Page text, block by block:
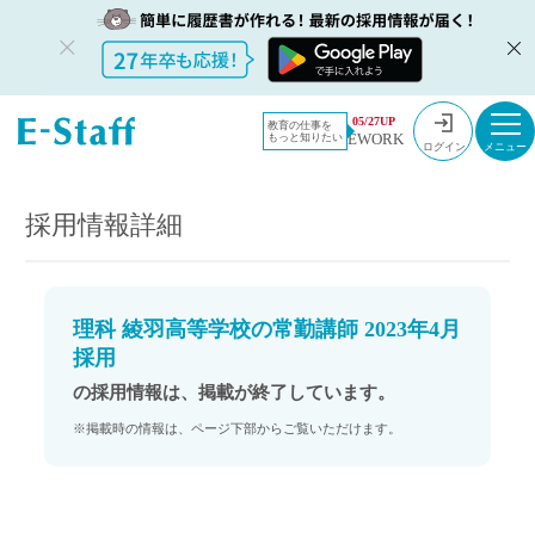
教育の仕事を
もっと知りたい
05/27UP
EWORK ログイン
教員採用情
報のイー・
採用情報
理科 綾羽高等学校の常勤講師 2023年4月採用
採用情報詳細
理科 綾羽高等学校の常勤講師 2023年4月
採用
の採用情報は、掲載が終了しています。
※掲載時の情報は、ページ下部からご覧いただけます。